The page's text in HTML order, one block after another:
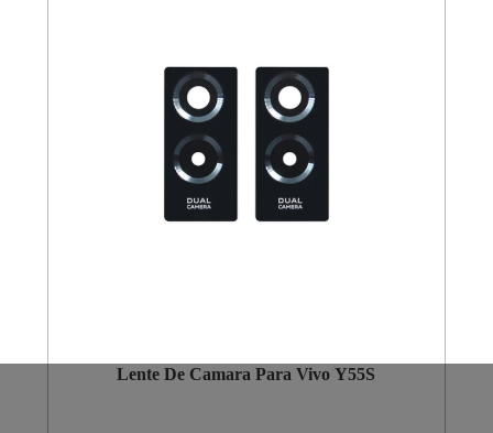
Lente De Camara Para Vivo Y55S